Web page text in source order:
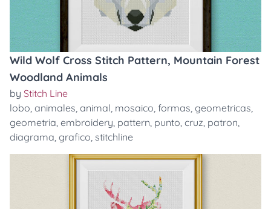
Wild Wolf Cross Stitch Pattern, Mountain Forest
Woodland Animals
by Stitch Line
lobo, animales, animal, mosaico, formas, geometricas,
geometria, embroidery, pattern, punto, cruz, patron,
diagrama, grafico, stitchline